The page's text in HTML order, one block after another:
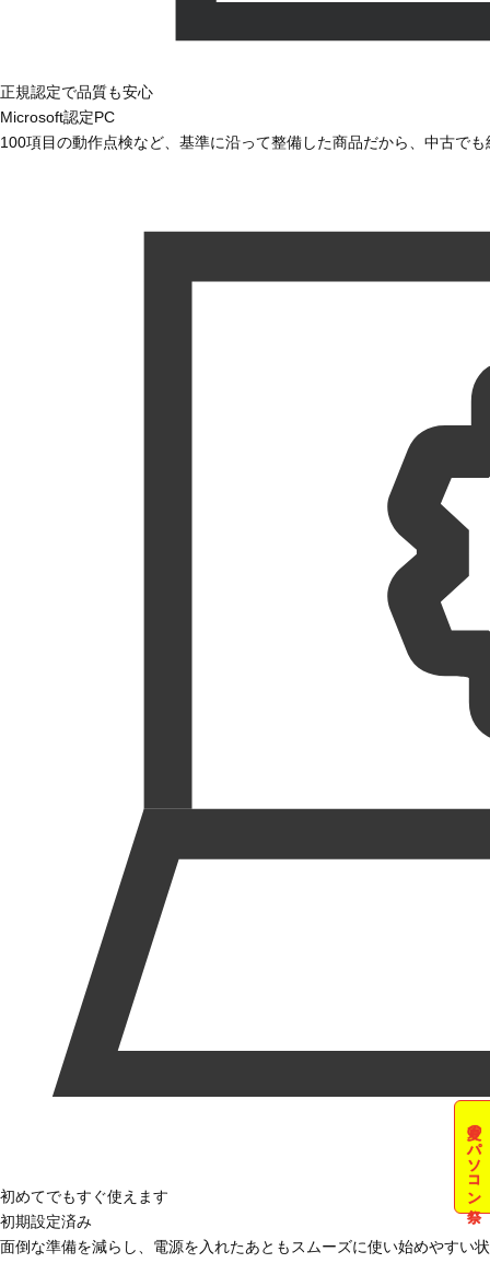
夏のパソコン祭
正規認定で品質も安心
Microsoft認定PC
100項目の動作点検など、基準に沿って整備した商品だから、中古で
初めてでもすぐ使えます
初期設定済み
面倒な準備を減らし、電源を入れたあともスムーズに使い始めやすい